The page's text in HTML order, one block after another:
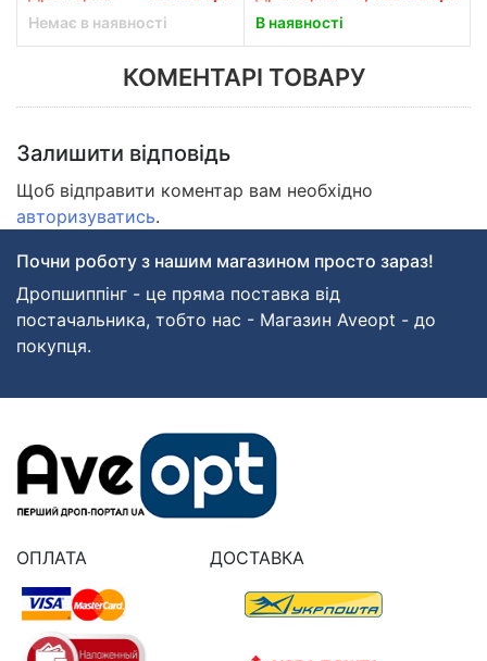
Немає в наявності В наявності
КОМЕНТАРІ ТОВАРУ
Залишити відповідь
Щоб відправити коментар вам необхідно
авторизуватись.
Почни роботу з нашим магазином просто зараз!
Дропшиппінг - це пряма поставка від
постачальника, тобто нас - Магазин Aveopt - до
покупця.
ОПЛАТА ДОСТАВКА